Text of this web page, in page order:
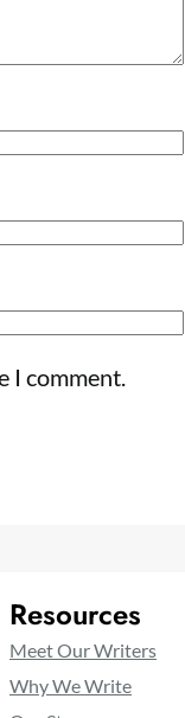
I comment.
Resources
Meet Our Writers
Why We Write